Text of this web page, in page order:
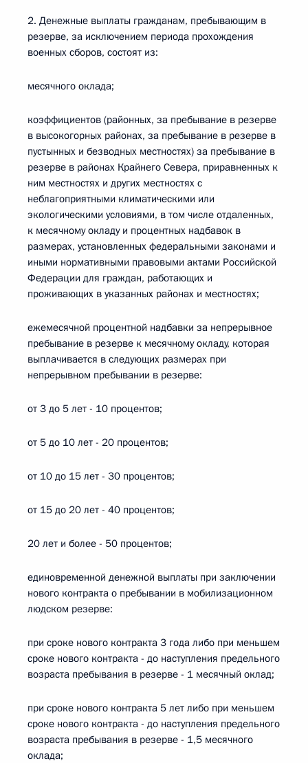
2. Денежные выплаты гражданам, пребывающим в
резерве, за исключением периода прохождения
военных сборов, состоят из:
месячного оклада;
коэффициентов (районных, за пребывание в резерве
в высокогорных районах, за пребывание в резерве в
пустынных и безводных местностях) за пребывание в
резерве в районах Крайнего Севера, приравненных к
ним местностях и других местностях с
неблагоприятными климатическими или
экологическими условиями, в том числе отдаленных,
к месячному окладу и процентных надбавок в
размерах, установленных федеральными законами и
иными нормативными правовыми актами Российской
Федерации для граждан, работающих и
проживающих в указанных районах и местностях;
ежемесячной процентной надбавки за непрерывное
пребывание в резерве к месячному окладу, которая
выплачивается в следующих размерах при
непрерывном пребывании в резерве:
от 3 до 5 лет - 10 процентов;
от 5 до 10 лет - 20 процентов;
от 10 до 15 лет - 30 процентов;
от 15 до 20 лет - 40 процентов;
20 лет и более - 50 процентов;
единовременной денежной выплаты при заключении
нового контракта о пребывании в мобилизационном
людском резерве:
при сроке нового контракта 3 года либо при меньшем
сроке нового контракта - до наступления предельного
возраста пребывания в резерве - 1 месячный оклад;
при сроке нового контракта 5 лет либо при меньшем
сроке нового контракта - до наступления предельного
возраста пребывания в резерве - 1,5 месячного
оклада;